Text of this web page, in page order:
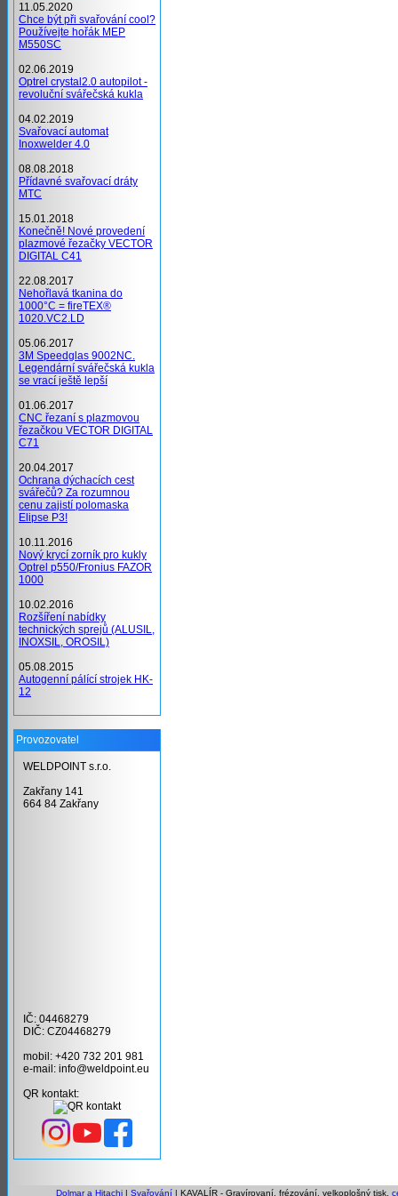
11.05.2020
Chce být při svařování cool?
Používejte hořák MEP
M550SC
02.06.2019
Optrel crystal2.0 autopilot -
revoluční svářečská kukla
04.02.2019
Svařovací automat
Inoxwelder 4.0
08.08.2018
Přídavné svařovací dráty
MTC
15.01.2018
Konečně! Nové provedení
plazmové řezačky VECTOR
DIGITAL C41
22.08.2017
Nehořlavá tkanina do
1000°C = fireTEX®
1020.VC2.LD
05.06.2017
3M Speedglas 9002NC.
Legendární svářečská kukla
se vrací ještě lepší
01.06.2017
CNC řezaní s plazmovou
řezačkou VECTOR DIGITAL
C71
20.04.2017
Ochrana dýchacích cest
svářečů? Za rozumnou
cenu zajistí polomaska
Elipse P3!
10.11.2016
Nový krycí zorník pro kukly
Optrel p550/Fronius FAZOR
1000
10.02.2016
Rozšíření nabídky
technických sprejů (ALUSIL,
INOXSIL, OROSIL)
05.08.2015
Autogenní pálící strojek HK-
12
Provozovatel
WELDPOINT s.r.o.
Zakřany 141
664 84 Zakřany
IČ: 04468279
DIČ: CZ04468279
mobil: +420 732 201 981
e-mail: info@weldpoint.eu
QR kontakt:
Dolmar a Hitachi| Svařování| KAVALÍR - Gravírovaní, frézování, velkoplošný tisk,